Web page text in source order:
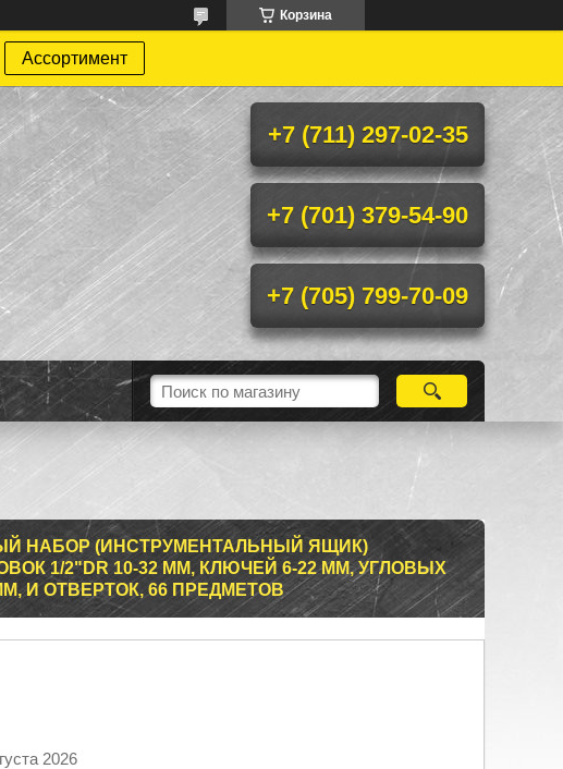
Корзина
Ассортимент
+7 (711) 297-02-35
+7 (701) 379-54-90
+7 (705) 799-70-09
НАБОР (ИНСТРУМЕНТАЛЬНЫЙ ЯЩИК)
1/2"DR 10-32 ММ, КЛЮЧЕЙ 6-22 ММ, УГЛОВЫХ
И ОТВЕРТОК, 66 ПРЕДМЕТОВ
2026